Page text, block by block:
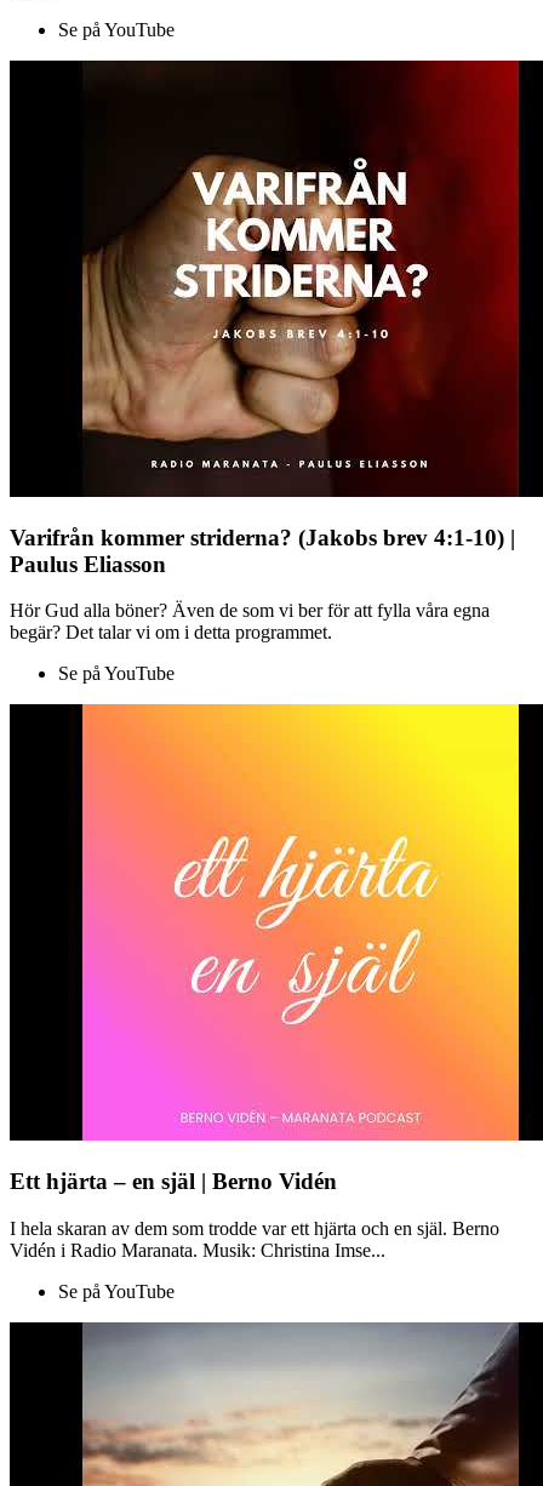
Se på YouTube
Varifrån kommer striderna? (Jakobs brev 4:1-10) |
Paulus Eliasson
Hör Gud alla böner? Även de som vi ber för att fylla våra egna
begär? Det talar vi om i detta programmet.
Se på YouTube
Ett hjärta – en själ | Berno Vidén
I hela skaran av dem som trodde var ett hjärta och en själ. Berno
Vidén i Radio Maranata. Musik: Christina Imse...
Se på YouTube